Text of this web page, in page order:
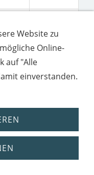
Website zu
Online-
auf "Alle
einverstanden.